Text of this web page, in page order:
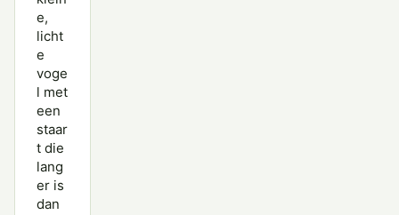
e,
licht
e
voge
l met
een
staar
t die
lang
er is
dan